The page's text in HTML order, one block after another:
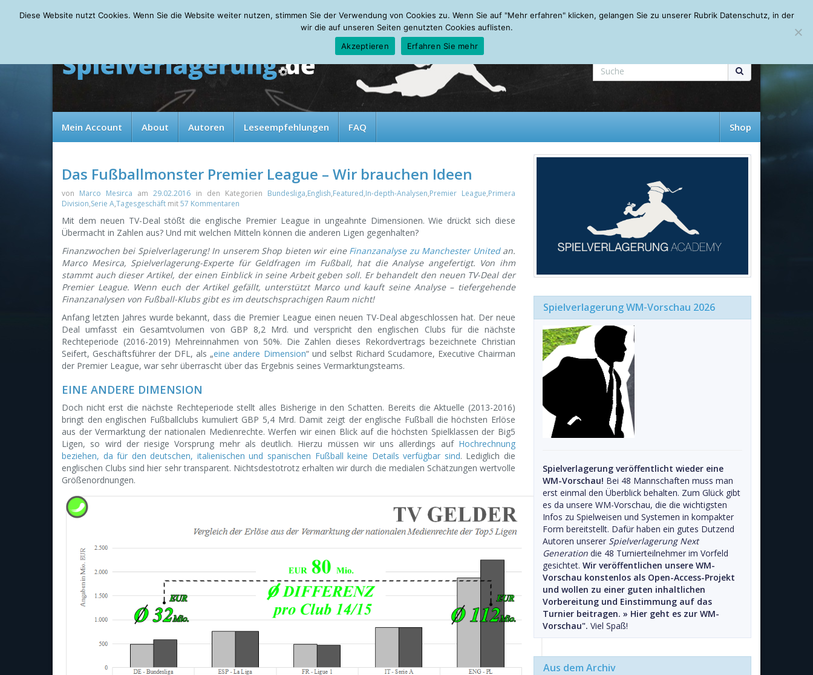
Sunday, 09.08.2026 Mein Account About Autoren Leseempfehlungen FAQ
Mein Account About Autoren Leseempfehlungen FAQ Shop
Das Fußballmonster Premier League – Wir brauchen Ideen
von Marco Mesirca am29.02.2016 in den Kategorien Bundesliga,English,Featured,In-depth-Analysen,Premier League,Primera
Division,Serie A,Tagesgeschäft mit57 Kommentaren
Mit dem neuen TV-Deal stößt die englische Premier League in ungeahnte Dimensionen. Wie drückt sich diese
Übermacht in Zahlen aus? Und mit welchen Mitteln können die anderen Ligen gegenhalten?
Finanzwochen bei Spielverlagerung! In unserem Shop bieten wir eine Finanzanalyse zu Manchester Unitedan.
Marco Mesirca, Spielverlagerung-Experte für Geldfragen im Fußball, hat die Analyse angefertigt. Von ihm
stammt auch dieser Artikel, der einen Einblick in seine Arbeit geben soll. Er behandelt den neuen TV-Deal der
Premier League. Wenn euch der Artikel gefällt, unterstützt Marco und kauft seine Analyse – tiefergehende
Finanzanalysen von Fußball-Klubs gibt es im deutschsprachigen Raum nicht!
Anfang letzten Jahres wurde bekannt, dass die Premier League einen neuen TV-Deal abgeschlossen hat. Der neue
Deal umfasst ein Gesamtvolumen von GBP 8,2 Mrd. und verspricht den englischen Clubs für die nächste
Rechteperiode (2016-2019) Mehreinnahmen von 50%. Die Zahlen dieses Rekordvertrags bezeichnete Christian
Seifert, Geschäftsführer der DFL, als „eine andere Dimension“ und selbst Richard Scudamore, Executive Chairman
der Premier League, war sehr überrascht über das Ergebnis seines Vermarktungsteams.
EINE ANDERE DIMENSION
Doch nicht erst die nächste Rechteperiode stellt alles Bisherige in den Schatten. Bereits die Aktuelle (2013-2016)
bringt den englischen Fußballclubs kumuliert GBP 5,4 Mrd. Damit zeigt der englische Fußball die höchsten Erlöse
aus der Vermarktung der nationalen Medienrechte. Werfen wir einen Blick auf die höchsten Spielklassen der Big5
Ligen, so wird der riesige Vorsprung mehr als deutlich. Hierzu müssen wir uns allerdings auf Hochrechnung
beziehen, da für den deutschen, italienischen und spanischen Fußball keine Details verfügbar sind. Lediglich die
englischen Clubs sind hier sehr transparent. Nichtsdestotrotz erhalten wir durch die medialen Schätzungen wertvolle
Größenordnungen.
Spielverlagerung WM-Vorschau 2026
Spielverlagerung veröffentlicht wieder eine
WM-Vorschau! Bei 48 Mannschaften muss man
erst einmal den Überblick behalten. Zum Glück gibt
es da unsere WM-Vorschau, die die wichtigsten
Infos zu Spielweisen und Systemen in kompakter
Form bereitstellt. Dafür haben ein gutes Dutzend
Autoren unserer Spielverlagerung Next
Generation die 48 Turnierteilnehmer im Vorfeld
gesichtet. Wir veröffentlichen unsere WM-
Vorschau konstenlos als Open-Access-Projekt
und wollen zu einer guten inhaltlichen
Vorbereitung und Einstimmung auf das
Turnier beitragen. » Hier geht es zur WM-
Vorschau". Viel Spaß!
Aus dem Archiv
Diese Website nutzt Cookies. Wenn Sie die Website weiter nutzen, stimmen Sie der Verwendung von Cookies zu. Wenn Sie auf "Mehr erfahren" klicken, gelangen Sie zu unserer Rubrik Datenschutz, in der
wir die auf unseren Seiten genutzten Cookies auflisten.
Akzeptieren
Erfahren Sie mehr